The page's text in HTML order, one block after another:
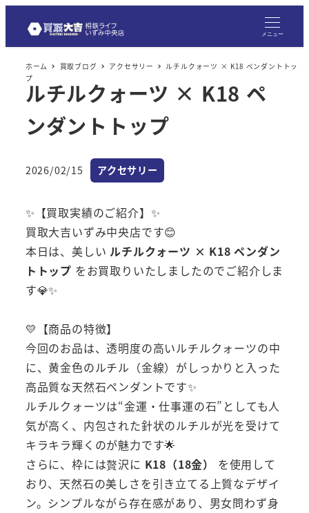
メニュー
ホーム 買取ブログ アクセサリー
ルチルクォーツ × K18 ペンダントトッ
プ
ルチルクォーツ × K18 ペ
ンダントトップ
投稿日
2026/02/15 カテゴリー
アクセサリー
✨【買取実績のご紹介】✨
買取大吉いずみ中央店です😊
本日は、美しい ルチルクォーツ × K18 ペンダン
トトップ をお買取りいたしましたのでご紹介しま
す💎✨
💛【商品の特徴】
今回のお品は、透明度の高いルチルクォーツの中
に、黄金色のルチル（金線）がしっかりと入った
高品質な天然石ペンダントです✨
ルチルクォーツは“金運・仕事運の石”としても人
気が高く、内包された針状のルチルが光を受けて
キラキラ輝くのが魅力です🌟
さらに、枠には贅沢に K18（18金）
を使用して
おり、天然石の美しさを引き立てる上質なデザイ
ン。シンプルながら存在感があり、男女問わず身